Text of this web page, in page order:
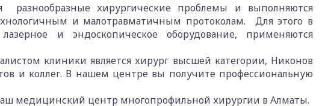
хирургические проблемы и выполняются
и малотравматичным протоколам. Для этого в
и эндоскопическое оборудование, применяются
клиники является хирург высшей категории, Никонов
и коллег. В нашем центре вы получите профессиональную
медицинский центр многопрофильной хирургии в Алматы.